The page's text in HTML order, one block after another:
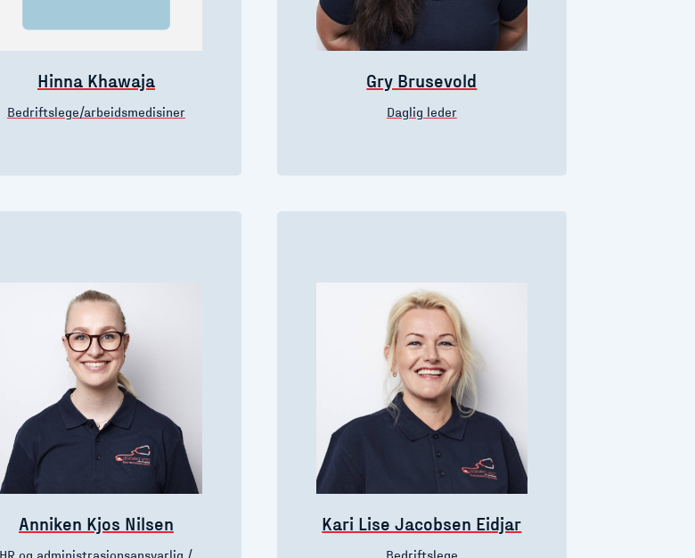
Hinna Khawaja
Bedriftslege/arbeidsmedisiner
Gry Brusevold
Daglig leder
Anniken Kjos Nilsen Kari Lise Jacobsen Eidjar